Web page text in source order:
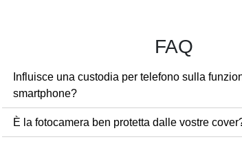
FAQ
Influisce una custodia per telefono sulla
smartphone?
È la fotocamera ben protetta dalle vostre